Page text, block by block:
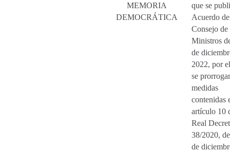
MEMORIA
DEMOCRÁTICA
que se
Acuerdo
Consejo de
Ministros
de
2022, por
se
medidas
contenidas
artículo 10
Real
38/2020,
de